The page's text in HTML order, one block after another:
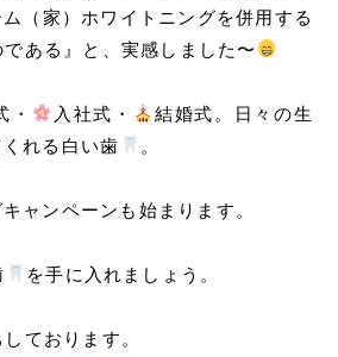
（家）ホワイトニングを併用する
ある』と、実感しました〜
・ 入社式・
結婚式。日々の生
れる白い歯
。
ャンペーンも始まります。
を手に入れましょう。
ております。